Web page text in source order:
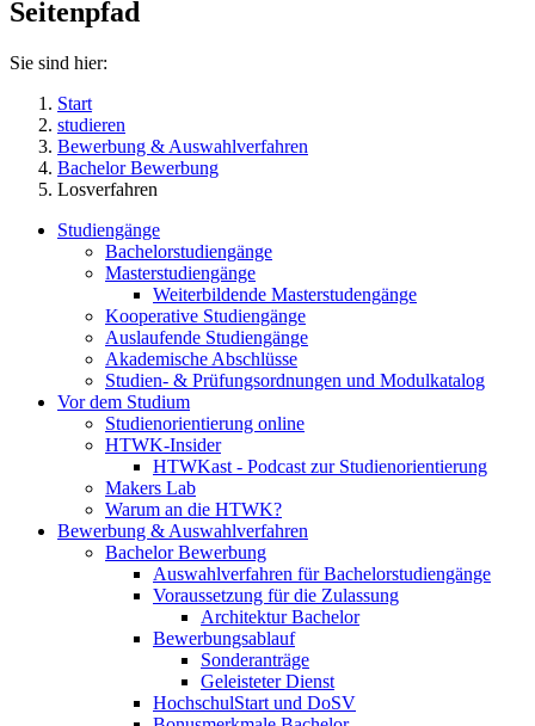
Seitenpfad
Sie sind hier:
Start
studieren
Bewerbung & Auswahlverfahren
Bachelor Bewerbung
Losverfahren
Studiengänge
Bachelorstudiengänge
Masterstudiengänge
Weiterbildende Masterstudengänge
Kooperative Studiengänge
Auslaufende Studiengänge
Akademische Abschlüsse
Studien- & Prüfungsordnungen und Modulkatalog
Vor dem Studium
Studienorientierung online
HTWK-Insider
HTWKast - Podcast zur Studienorientierung
Makers Lab
Warum an die HTWK?
Bewerbung & Auswahlverfahren
Bachelor Bewerbung
Auswahlverfahren für Bachelorstudiengänge
Voraussetzung für die Zulassung
Architektur Bachelor
Bewerbungsablauf
Sonderanträge
Geleisteter Dienst
HochschulStart und DoSV